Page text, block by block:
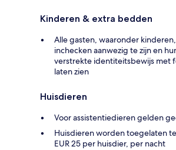
Kinderen & extra bedden
Alle gasten, waaronder
inchecken aanwezig te zijn en
verstrekte identiteitsbewijs met
laten zien
Huisdieren
Voor assistentiedieren gelden
Huisdieren worden toegelaten
EUR 25 per huisdier, per nacht